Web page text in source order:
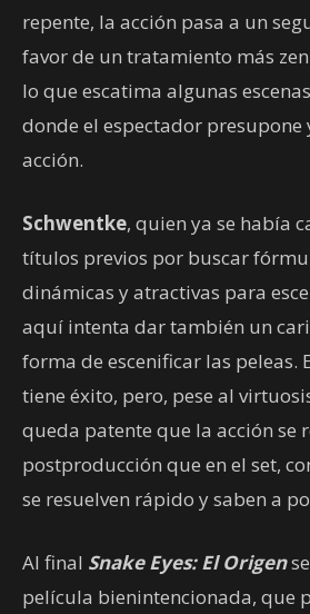
repente, la acción pasa a un
favor de un tratamiento más
lo que escatima algunas
donde el espectador presupone
acción.
Schwentke, quien ya se había
títulos previos por buscar
dinámicas y atractivas para
aquí intenta dar también un
forma de escenificar las peleas.
tiene éxito, pero, pese al
queda patente que la acción se
postproducción que en el set,
se resuelven rápido y saben a
Al final Snake Eyes: El Origen
película bienintencionada, que